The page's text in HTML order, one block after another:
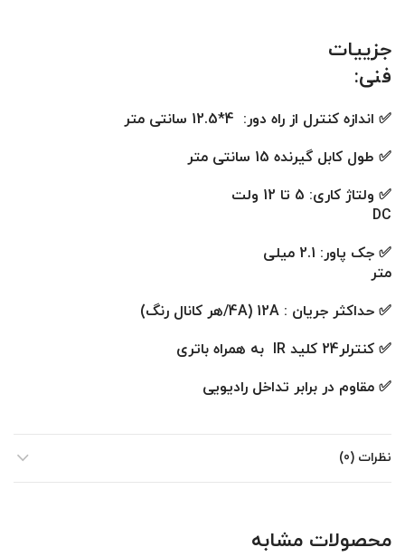
جزییات
✅ اندازه کنترل از راه دور: 4*12.5 سانتی متر
✅ طول کابل گیرنده 15 سانتی متر
✅ ولتاژ کاری: 5 تا 12 ولت
DC
✅ جک پاور: 2.1 میلی
✅ حداکثر جریان : 12A (4A/هر کانال رنگ)
✅ کنترلر24 کلید IR به همراه باتری
✅ مقاوم در برابر تداخل رادیویی
نظرات (0)
محصولات مشابه